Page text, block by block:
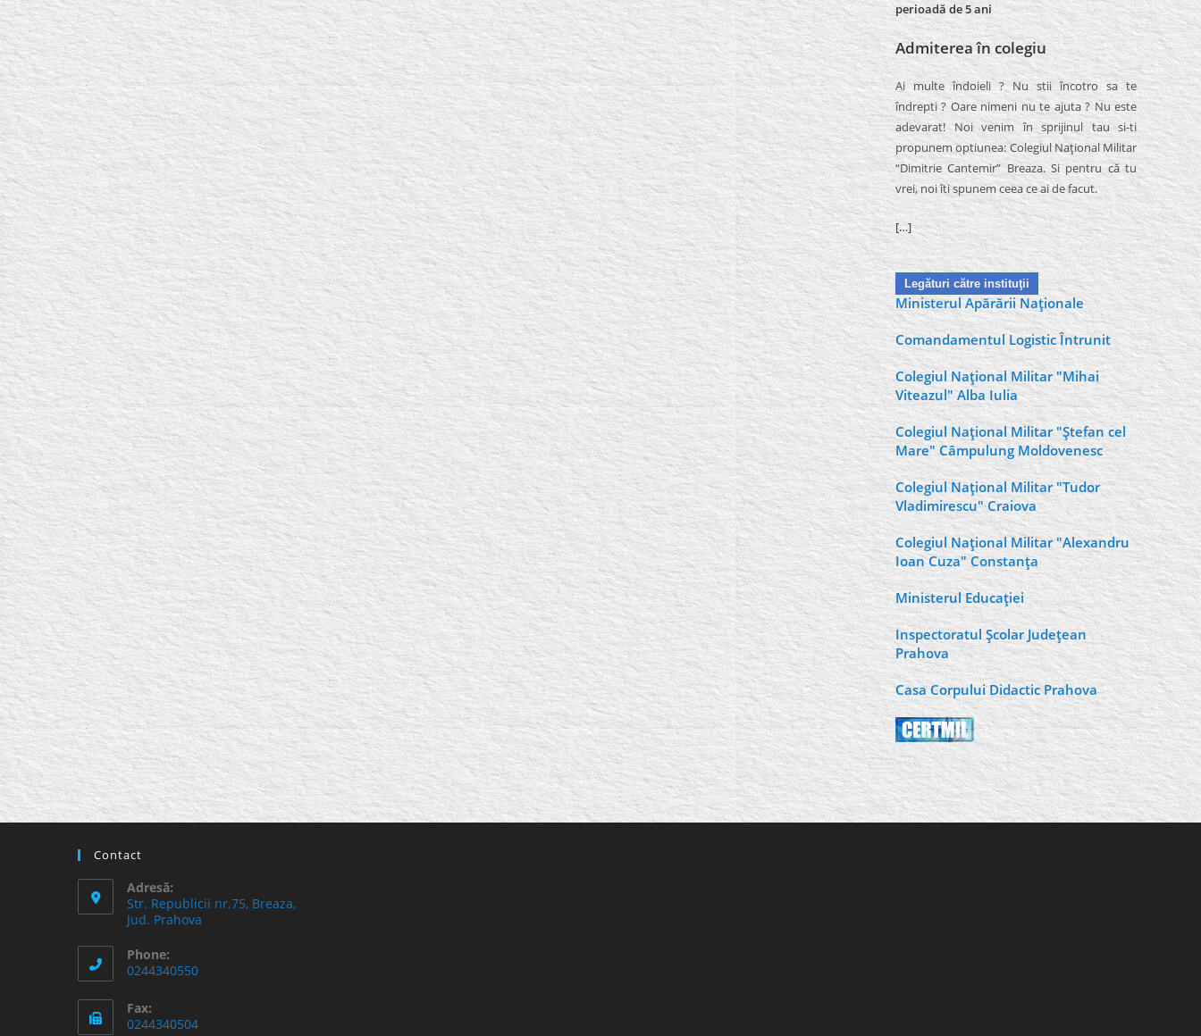
perioadă de 5 ani
Admiterea în colegiu
Ai multe îndoieli ? Nu stii încotro sa te
îndrepti ? Oare nimeni nu te ajuta ? Nu este
adevarat! Noi venim în sprijinul tau si-ti
propunem optiunea: Colegiul Naţional Militar
“Dimitrie Cantemir” Breaza. Si pentru că tu
vrei, noi îti spunem ceea ce ai de facut.
[…]
Legături către instituţii
Ministerul Apărării Naţionale
Comandamentul Logistic Întrunit
Colegiul Naţional Militar "Mihai
Viteazul" Alba Iulia
Colegiul Naţional Militar "Ştefan cel
Mare" Câmpulung Moldovenesc
Colegiul Naţional Militar "Tudor
Vladimirescu" Craiova
Colegiul Naţional Militar "Alexandru
Ioan Cuza" Constanţa
Ministerul Educaţiei
Inspectoratul Şcolar Judeţean
Prahova
Casa Corpului Didactic Prahova
Contact
Adresă:
Str. Republicii nr.75, Breaza,
Jud. Prahova
Phone:
0244340550
Fax:
0244340504